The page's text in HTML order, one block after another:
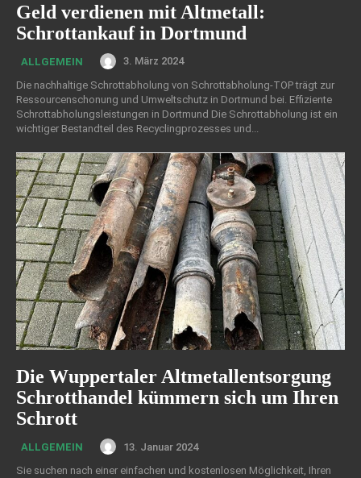
Geld verdienen mit Altmetall:
Schrottankauf in Dortmund
ALLGEMEIN
3. März 2024
Die nachhaltige Schrottabholung von Schrottabholung-TOP trägt zur
Ressourcenschonung und Umweltschutz in Dortmund bei. Effiziente
Schrottabholungsleistungen in Dortmund Die Schrottabholung ist ein
wichtiger Bestandteil des Recyclingprozesses und...
Die Wuppertaler Altmetallentsorgung
Schrotthandel kümmern sich um Ihren
Schrott
ALLGEMEIN
13. Januar 2024
Sie suchen nach einer einfachen und kostenlosen Möglichkeit, Ihren